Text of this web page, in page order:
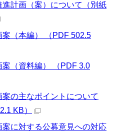
計画（案）について（別紙
（本編） （PDF 502.5
（資料編） （PDF 3.0
の主なポイントについて
KB）
に対する公募意見への対応